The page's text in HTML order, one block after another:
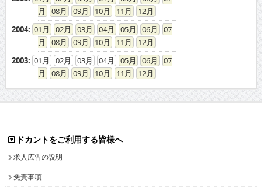
08
09 10 11
12
2004: 01 02 03 04 05 06
07
08
09 10 11
12
2003: 01 02 03 04 05 06
07
08
09 10 11 12
ドカントをご利用する皆様へ
求人広告の説明
免責事項